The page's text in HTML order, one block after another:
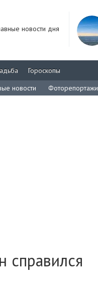
новости дня
Гороскопы
новости Фоторепортажи
справился